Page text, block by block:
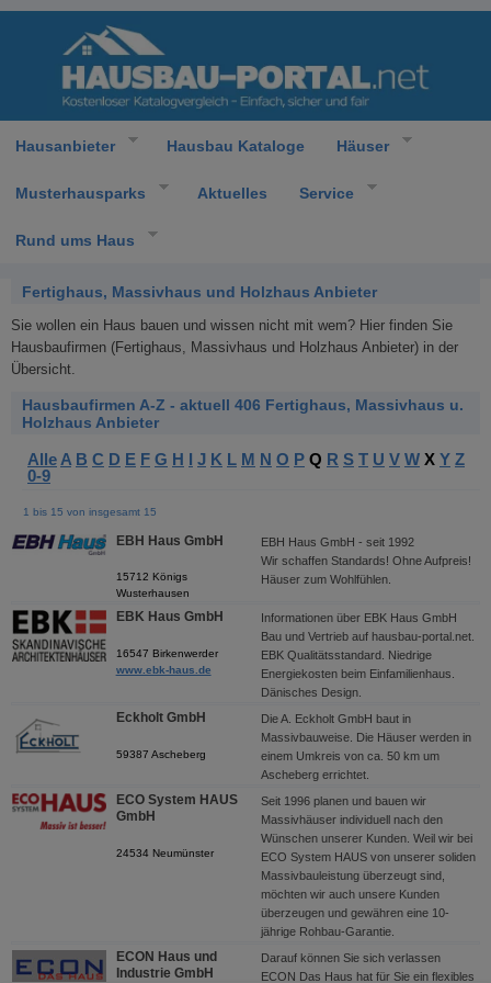
Hausanbieter Hausbau Kataloge Häuser
Musterhausparks Aktuelles Service
Rund ums Haus
Fertighaus, Massivhaus und Holzhaus Anbieter
Sie wollen ein Haus bauen und wissen nicht mit wem? Hier finden Sie
Hausbaufirmen (Fertighaus, Massivhaus und Holzhaus Anbieter) in der
Übersicht.
Hausbaufirmen A-Z - aktuell 406 Fertighaus, Massivhaus u.
Holzhaus Anbieter
Alle A B C D E F G H I J K L M N O P Q R S T U V W X Y Z
0-9
1 bis 15 von insgesamt 15
EBH Haus GmbH
15712 Königs
Wusterhausen
EBH Haus GmbH - seit 1992
Wir schaffen Standards! Ohne Aufpreis!
Häuser zum Wohlfühlen.
EBK Haus GmbH
16547 Birkenwerder
www.ebk-haus.de
Informationen über EBK Haus GmbH
Bau und Vertrieb auf hausbau-portal.net.
EBK Qualitätsstandard. Niedrige
Energiekosten beim Einfamilienhaus.
Dänisches Design.
Eckholt GmbH
59387 Ascheberg
Die A. Eckholt GmbH baut in
Massivbauweise. Die Häuser werden in
einem Umkreis von ca. 50 km um
Ascheberg errichtet.
ECO System HAUS
GmbH
24534 Neumünster
Seit 1996 planen und bauen wir
Massivhäuser individuell nach den
Wünschen unserer Kunden. Weil wir bei
ECO System HAUS von unserer soliden
Massivbauleistung überzeugt sind,
möchten wir auch unsere Kunden
überzeugen und gewähren eine 10-
jährige Rohbau-Garantie.
ECON Haus und
Industrie GmbH
Darauf können Sie sich verlassen
ECON Das Haus hat für Sie ein flexibles